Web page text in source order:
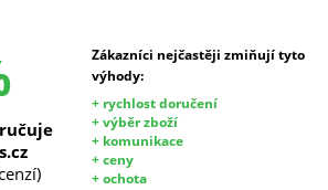
Zákazníci nejčastěji zmiňují tyto
výhody:
+ rychlost doručení
+ výběr zboží
+ komunikace
+ ceny
+ ochota